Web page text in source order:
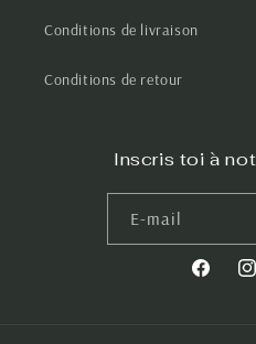
Conditions de livraison
Conditions de retour
Inscris toi à
E-mail
Facebook